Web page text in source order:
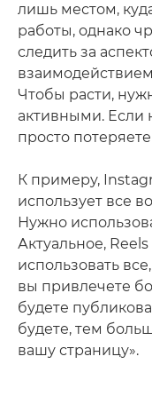
лишь местом,
работы, однако
следить за
Чтобы расти,
активными. Если
просто
К примеру,
использует все
Нужно
Актуальное,
использовать
вы привлечете
будете
будете, тем
вашу страницу».